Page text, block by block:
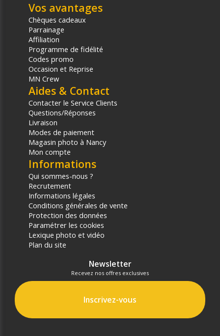
Vos avantages
Chèques cadeaux
Parrainage
Affiliation
Programme de fidélité
Codes promo
Occasion et Reprise
MN Crew
Aides & Contact
Contacter le Service Clients
Questions/Réponses
Livraison
Modes de paiement
Magasin photo à Nancy
Mon compte
Informations
Qui sommes-nous ?
Recrutement
Informations légales
Conditions générales de vente
Protection des données
Paramétrer les cookies
Lexique photo et vidéo
Plan du site
Newsletter
Recevez nos offres exclusives
Inscrivez-vous